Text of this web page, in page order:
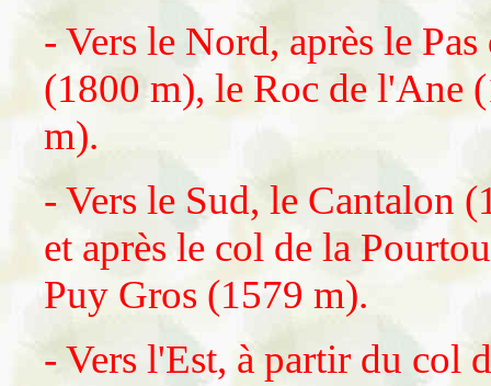
- Vers le Nord, après le
(1800 m), le Roc de l'Ane
m).
- Vers le Sud, le Cantalon
et après le col de la
Puy Gros (1579 m).
- Vers l'Est, à partir du col